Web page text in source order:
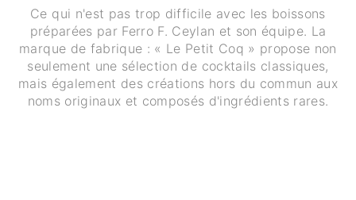
Ce qui n'est pas trop difficile avec les boissons
préparées par Ferro F. Ceylan et son équipe. La
marque de fabrique : « Le Petit Coq » propose non
seulement une sélection de cocktails classiques,
mais également des créations hors du commun aux
noms originaux et composés d'ingrédients rares.